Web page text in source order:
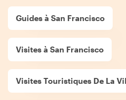
Guides à San Francisco
Visites à San Francisco
Visites Touristiques De La